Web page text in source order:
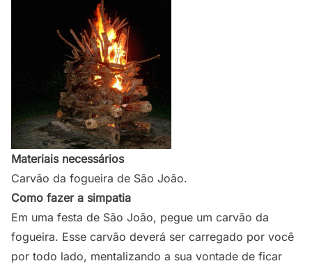
Materiais necessários
Carvão da fogueira de São João.
Como fazer a simpatia
Em uma festa de São João, pegue um carvão da
fogueira. Esse carvão deverá ser carregado por você
por todo lado, mentalizando a sua vontade de ficar